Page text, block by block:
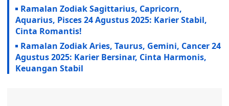
Ramalan Zodiak Sagittarius, Capricorn,
Aquarius, Pisces 24 Agustus 2025: Karier Stabil,
Cinta Romantis!
Ramalan Zodiak Aries, Taurus, Gemini, Cancer 24
Agustus 2025: Karier Bersinar, Cinta Harmonis,
Keuangan Stabil